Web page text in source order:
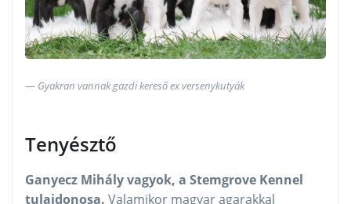
Gyakran vannak gazdi kereső ex versenykutyák
Tenyésztő
Ganyecz Mihály vagyok, a Stemgrove Kennel
tulajdonosa. Valamikor magyar agarakkal